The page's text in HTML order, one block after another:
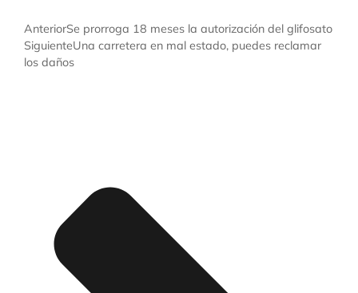
AnteriorSe prorroga 18 meses la autorización del glifosato
SiguienteUna carretera en mal estado, puedes reclamar
los daños